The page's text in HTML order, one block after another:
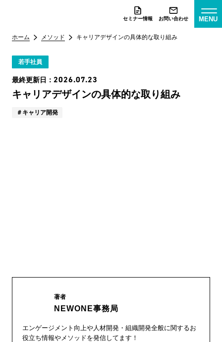
セミナー情報 お問い合わせ MENU
ホーム メソッド キャリアデザインの具体的な取り組み
若手社員
最終更新日： 2026.07.23
キャリアデザインの具体的な取り組み
キャリア開発
著者
NEWONE事務局
エンゲージメント向上や人材開発・組織開発全般に関するお
役立ち情報やメソッドを発信してます！